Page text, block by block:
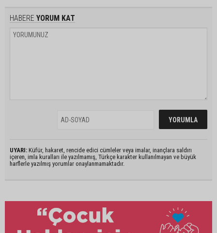
HABERE YORUM KAT
UYARI: Küfür, hakaret, rencide edici cümleler veya imalar, inançlara saldırı
içeren, imla kuralları ile yazılmamış, Türkçe karakter kullanılmayan ve büyük
harflerle yazılmış yorumlar onaylanmamaktadır.